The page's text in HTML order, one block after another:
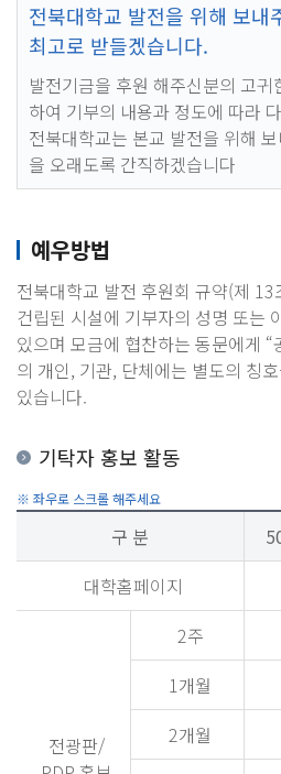
전북대학교 발전을 위해 보내
최고로 받들겠습니다.
발전기금을 후원 해주신분의 고
하여 기부의 내용과 정도에 따라
전북대학교는 본교 발전을 위해
을 오래도록 간직하겠습니다
예우방법
전북대학교 발전 후원회 규약(제
건립된 시설에 기부자의 성명 또는
있으며 모금에 협찬하는 동문에게
의 개인, 기관, 단체에는 별도의 칭
있습니다.
기탁자 홍보 활동
구 분
대학홈페이지
전광판/
2주
1개월
2개월